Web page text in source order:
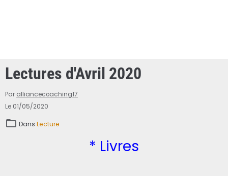
Lectures d'Avril 2020
Par alliancecoaching17
Le 01/05/2020
Dans Lecture
* Livres